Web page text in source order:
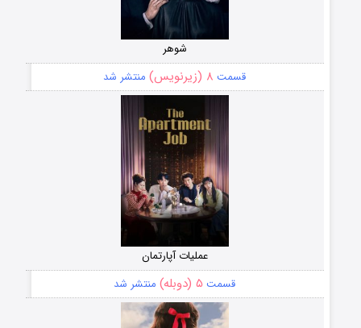
شوهر
قسمت ۸ (زیرنویس) منتشر شد
عملیات آپارتمان
قسمت ۵ (دوبله) منتشر شد